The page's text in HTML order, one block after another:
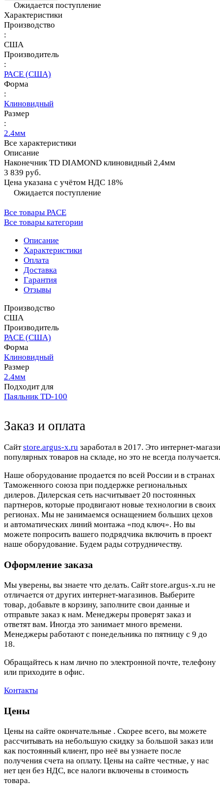
Ожидается поступление
Характеристики
Производство
:
США
Производитель
:
PACE (США)
Форма
:
Клиновидный
Размер
:
2.4мм
Все характеристики
Описание
Наконечник TD DIAMOND клиновидный 2,4мм
3 839 руб.
Цена указана с учётом НДС 18%
Ожидается поступление
Все товары PACE
Все товары категории
Описание
Характеристики
Оплата
Доставка
Гарантия
Отзывы
Производство
США
Производитель
PACE (США)
Форма
Клиновидный
Размер
2.4мм
Подходит для
Паяльник TD-100
Заказ и оплата
Cайтstore.argus-x.ru заработал в 2017. Это интернет-
популярных товаров на складе, но это не всегда
Наше оборудование продается по всей России и в странах
Таможенного союза при поддержке региональных
дилеров. Дилерская сеть насчитывает 20 постоянных
партнеров, которые продвигают новые технологии в своих
регионах. Мы не занимаемся оснащением больших цехов
и автоматических линий монтажа «под ключ». Но вы
можете попросить вашего подрядчика включить в проект
наше оборудование. Будем рады сотрудничеству.
Оформление заказа
Мы уверены, вы знаете что делать. Сайт store.argus-x.ru не
отличается от других интернет-магазинов. Выберите
товар, добавьте в корзину, заполните свои данные и
отправьте заказ к нам. Менеджеры проверят заказ и
ответят вам. Иногда это занимает много времени.
Менеджеры работают с понедельника по пятницу с 9 до
18.
Обращайтесь к нам лично по электронной почте, телефону
или приходите в офис.
Контакты
Цены
Цены на сайте окончательные . Скорее всего, вы можете
рассчитывать на небольшую скидку за большой заказ или
как постоянный клиент, про неё вы узнаете после
получения счета на оплату. Цены на сайте честные, у нас
нет цен без НДС, все налоги включены в стоимость
товара.